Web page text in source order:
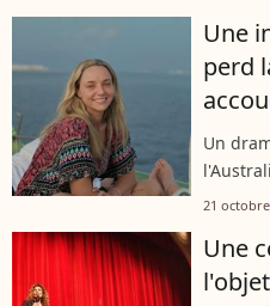
dernier.
Une
perd
Un
21
Une